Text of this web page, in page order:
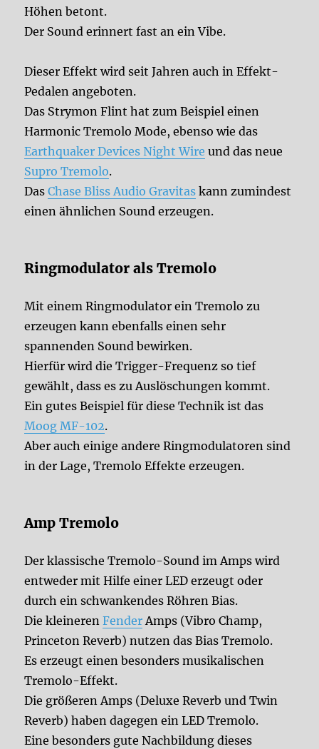
Höhen betont.
Der Sound erinnert fast an ein Vibe.
Dieser Effekt wird seit Jahren auch in Effekt-
Pedalen angeboten.
Das Strymon Flint hat zum Beispiel einen
Harmonic Tremolo Mode, ebenso wie das
Earthquaker Devices Night Wire und das neue
Supro Tremolo.
DasChase Bliss Audio Gravitas kann zumindest
einen ähnlichen Sound erzeugen.
Ringmodulator als Tremolo
Mit einem Ringmodulator ein Tremolo zu
erzeugen kann ebenfalls einen sehr
spannenden Sound bewirken.
Hierfür wird die Trigger-Frequenz so tief
gewählt, dass es zu Auslöschungen kommt.
Ein gutes Beispiel für diese Technik ist das
Moog MF-102.
Aber auch einige andere Ringmodulatoren sind
in der Lage, Tremolo Effekte erzeugen.
Amp Tremolo
Der klassische Tremolo-Sound im Amps wird
entweder mit Hilfe einer LED erzeugt oder
durch ein schwankendes Röhren Bias.
Die kleinerenFenderAmps (Vibro Champ,
Princeton Reverb) nutzen das Bias Tremolo.
Es erzeugt einen besonders musikalischen
Tremolo-Effekt.
Die größeren Amps (Deluxe Reverb und Twin
Reverb) haben dagegen ein LED Tremolo.
Eine besonders gute Nachbildung dieses